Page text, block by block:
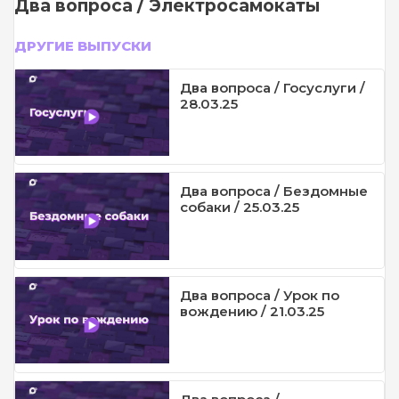
Два вопроса / Электросамокаты
ДРУГИЕ ВЫПУСКИ
Два вопроса / Госуслуги /
28.03.25
Два вопроса / Бездомные
собаки / 25.03.25
Два вопроса / Урок по
вождению / 21.03.25